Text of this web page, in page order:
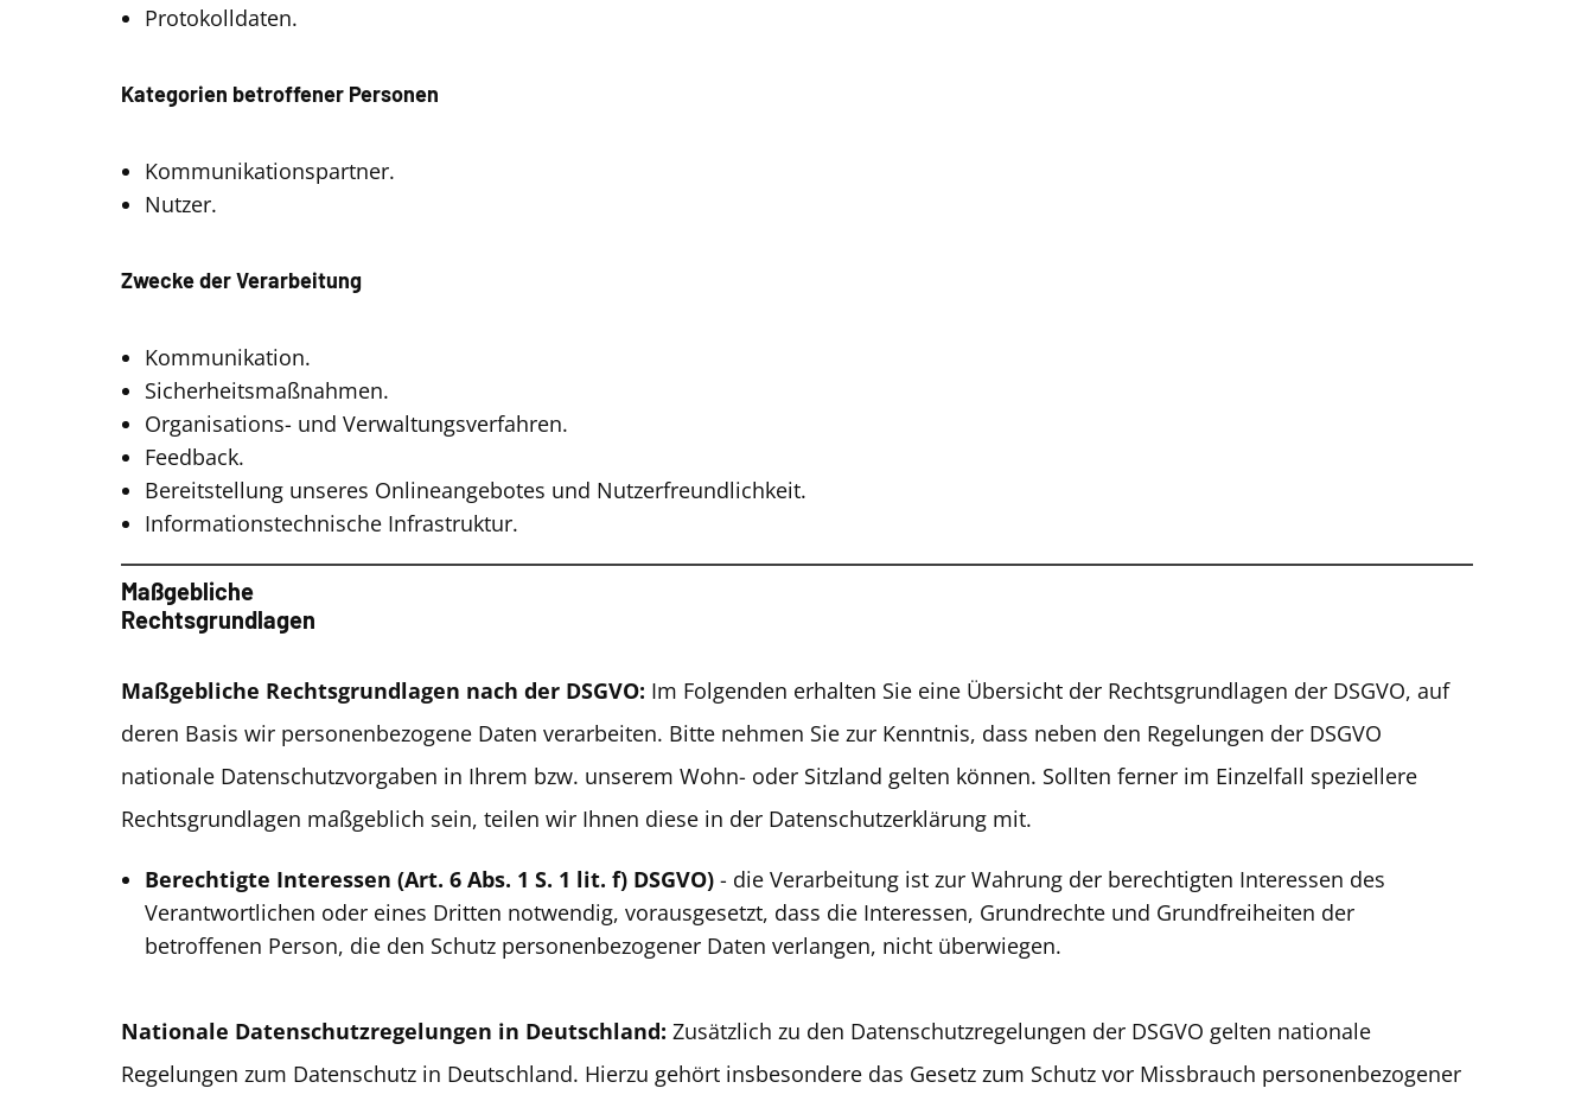
Protokolldaten.
Kategorien betroffener Personen
Kommunikationspartner.
Nutzer.
Zwecke der Verarbeitung
Kommunikation.
Sicherheitsmaßnahmen.
Organisations- und Verwaltungsverfahren.
Feedback.
Bereitstellung unseres Onlineangebotes und Nutzerfreundlichkeit.
Informationstechnische Infrastruktur.
Maßgebliche
Rechtsgrundlagen
Maßgebliche Rechtsgrundlagen nach der DSGVO: Im Folgenden erhalten Sie eine Übersicht der Rechtsgrundlagen der DSGVO, auf
deren Basis wir personenbezogene Daten verarbeiten. Bitte nehmen Sie zur Kenntnis, dass neben den Regelungen der DSGVO
nationale Datenschutzvorgaben in Ihrem bzw. unserem Wohn- oder Sitzland gelten können. Sollten ferner im Einzelfall speziellere
Rechtsgrundlagen maßgeblich sein, teilen wir Ihnen diese in der Datenschutzerklärung mit.
Berechtigte Interessen (Art. 6 Abs. 1 S. 1 lit. f) DSGVO) - die Verarbeitung ist zur Wahrung der berechtigten Interessen des
Verantwortlichen oder eines Dritten notwendig, vorausgesetzt, dass die Interessen, Grundrechte und Grundfreiheiten der
betroffenen Person, die den Schutz personenbezogener Daten verlangen, nicht überwiegen.
Nationale Datenschutzregelungen in Deutschland: Zusätzlich zu den Datenschutzregelungen der DSGVO gelten nationale
Regelungen zum Datenschutz in Deutschland. Hierzu gehört insbesondere das Gesetz zum Schutz vor Missbrauch personenbezogener